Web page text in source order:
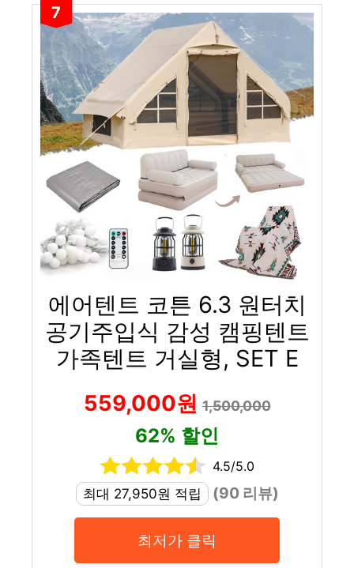
7
에어텐트 코튼 6.3 원터치
공기주입식 감성 캠핑텐트
가족텐트 거실형, SET E
559,000원1,500,000
62% 할인
4.5/5.0
최대 27,950원 적립
(90 리뷰)
최저가 클릭